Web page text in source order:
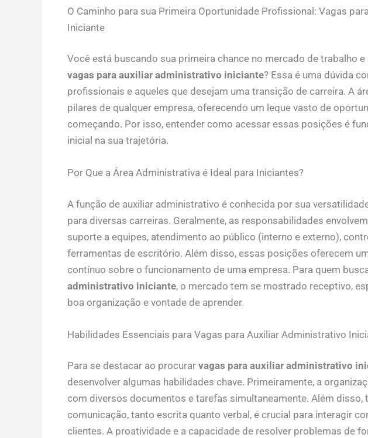
O Caminho para sua Primeira Oportunidade Profissional: Vagas
Iniciante
Você está buscando sua primeira chance no mercado de trabalho
vagas para auxiliar administrativo iniciante? Essa é uma dúvida
profissionais e aqueles que desejam uma transição de carreira. A
pilares de qualquer empresa, oferecendo um leque vasto de
começando. Por isso, entender como acessar essas posições é
inicial na sua trajetória.
Por Que a Área Administrativa é Ideal para Iniciantes?
A função de auxiliar administrativo é conhecida por sua
para diversas carreiras. Geralmente, as responsabilidades
suporte a equipes, atendimento ao público (interno e externo),
ferramentas de escritório. Além disso, essas posições oferecem
contínuo sobre o funcionamento de uma empresa. Para quem
administrativo iniciante, o mercado tem se mostrado receptivo,
boa organização e vontade de aprender.
Habilidades Essenciais para Vagas para Auxiliar Administrativo
Para se destacar ao procurar vagas para auxiliar administrativo
desenvolver algumas habilidades chave. Primeiramente, a
com diversos documentos e tarefas simultaneamente. Além disso,
comunicação, tanto escrita quanto verbal, é crucial para interagir
clientes. A proatividade e a capacidade de resolver problemas de